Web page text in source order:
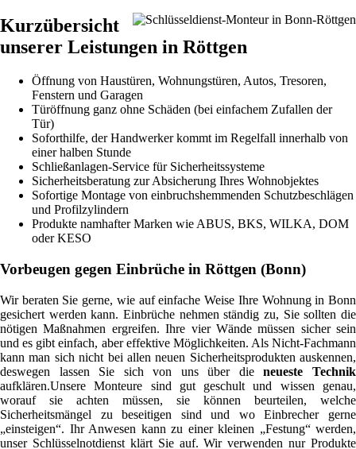
Kurzübersicht
unserer Leistungen in Röttgen
Öffnung von Haustüren, Wohnungstüren, Autos, Tresoren,
Fenstern und Garagen
Türöffnung ganz ohne Schäden (bei einfachem Zufallen der
Tür)
Soforthilfe, der Handwerker kommt im Regelfall innerhalb von
einer halben Stunde
Schließanlagen-Service für Sicherheitssysteme
Sicherheitsberatung zur Absicherung Ihres Wohnobjektes
Sofortige Montage von einbruchshemmenden Schutzbeschlägen
und Profilzylindern
Produkte namhafter Marken wie ABUS, BKS, WILKA, DOM
oder KESO
Vorbeugen gegen Einbrüche in Röttgen (Bonn)
Wir beraten Sie gerne, wie auf einfache Weise Ihre Wohnung in Bonn
gesichert werden kann. Einbrüche nehmen ständig zu, Sie sollten die
nötigen Maßnahmen ergreifen. Ihre vier Wände müssen sicher sein
und es gibt einfach, aber effektive Möglichkeiten. Als Nicht-Fachmann
kann man sich nicht bei allen neuen Sicherheitsprodukten auskennen,
deswegen lassen Sie sich von uns über dieneueste Technik
aufklären.Unsere Monteure sind gut geschult und wissen genau,
worauf sie achten müssen, sie können beurteilen, welche
Sicherheitsmängel zu beseitigen sind und wo Einbrecher gerne
„einsteigen“. Ihr Anwesen kann zu einer kleinen „Festung“ werden,
unser Schlüsselnotdienst klärt Sie auf. Wir verwenden nur Produkte